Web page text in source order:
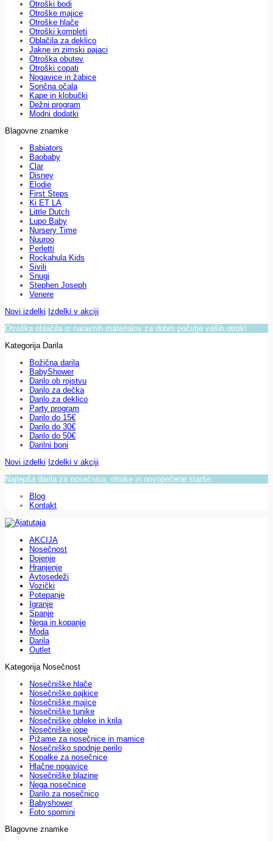
Otroški bodi
Otroške majice
Otroške hlače
Otroški kompleti
Oblačila za deklico
Jakne in zimski pajaci
Otroška obutev
Otroški copati
Nogavice in žabice
Sončna očala
Kape in klobučki
Dežni program
Modni dodatki
Blagovne znamke
Babiators
Baobaby
Clar
Disney
Elodie
First Steps
Ki ET LA
Little Dutch
Lupo Baby
Nursery Time
Nuuroo
Perletti
Rockahula Kids
Sivili
Snugi
Stephen Joseph
Venere
Novi izdelki Izdelki v akciji
Otroška oblačila iz naravnih materialov za dobro počutje vaših otrok!
Kategorija Darila
Božična darila
BabyShower
Darilo ob rojstvu
Darilo za dečka
Darilo za deklico
Party program
Darilo do 15€
Darilo do 30€
Darilo do 50€
Darilni boni
Novi izdelki Izdelki v akciji
Najlepša darila za nosečnico, otroke in novopečene starše.
Blog
Kontakt
AKCIJA
Nosečnost
Dojenje
Hranjenje
Avtosedeži
Vozički
Potepanje
Igranje
Spanje
Nega in kopanje
Moda
Darila
Outlet
Kategorija Nosečnost
Nosečniške hlače
Nosečniške pajkice
Nosečniške majice
Nosečniške tunike
Nosečniške obleke in krila
Nosečniške jope
Pižame za nosečnice in mamice
Nosečniško spodnje perilo
Kopalke za nosečnice
Hlačne nogavice
Nosečniške blazine
Nega nosečnice
Darilo za nosečnico
Babyshower
Foto spomini
Blagovne znamke